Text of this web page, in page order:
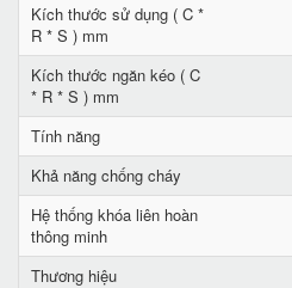
Kích thước sử dụng ( C *
R * S ) mm
Kích thước ngăn kéo ( C
* R * S ) mm
Tính năng
Khả năng chống cháy
Hệ thống khóa liên hoàn
thông minh
Thương hiệu